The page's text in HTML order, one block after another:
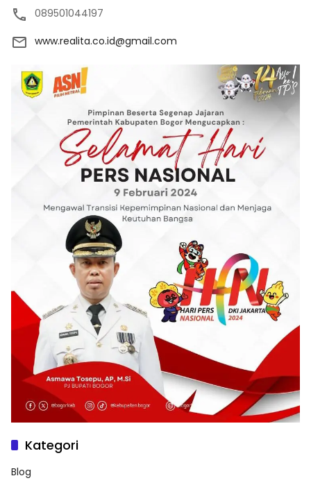
089501044197
www.realita.co.id@gmail.com
Kategori
Blog